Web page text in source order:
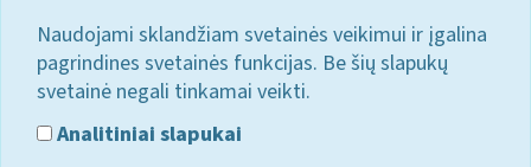
Naudojami sklandžiam svetainės veikimui ir įgalina
pagrindines svetainės funkcijas. Be šių slapukų
svetainė negali tinkamai veikti.
Analitiniai slapukai